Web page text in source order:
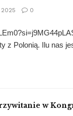
0
z Polonią. Ilu nas
w